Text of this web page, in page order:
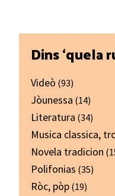
Primary
Sidebar
Dins ‘quela
Videò (93)
Jòunessa (14)
Literatura (34)
Musica classica,
Novela tradicion
Polifonias (35)
Ròc, pòp (19)